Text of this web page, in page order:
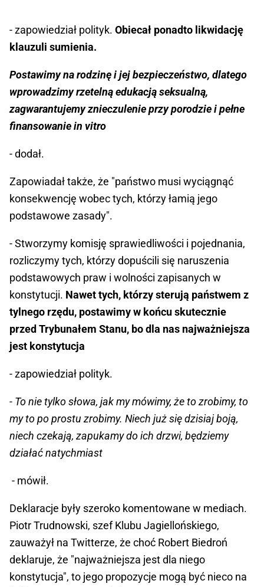
- zapowiedział polityk. Obiecał ponadto likwidację
klauzuli sumienia.
Postawimy na rodzinę i jej bezpieczeństwo, dlatego
wprowadzimy rzetelną edukacją seksualną,
zagwarantujemy znieczulenie przy porodzie i pełne
finansowanie in vitro
- dodał.
Zapowiadał także, że "państwo musi wyciągnąć
konsekwencję wobec tych, którzy łamią jego
podstawowe zasady".
- Stworzymy komisję sprawiedliwości i pojednania,
rozliczymy tych, którzy dopuścili się naruszenia
podstawowych praw i wolności zapisanych w
konstytucji. Nawet tych, którzy sterują państwem z
tylnego rzędu, postawimy w końcu skutecznie
przed Trybunałem Stanu, bo dla nas najważniejsza
jest konstytucja
- zapowiedział polityk.
- To nie tylko słowa, jak my mówimy, że to zrobimy, to
my to po prostu zrobimy. Niech już się dzisiaj boją,
niech czekają, zapukamy do ich drzwi, będziemy
działać natychmiast
- mówił.
Deklaracje były szeroko komentowane w mediach.
Piotr Trudnowski, szef Klubu Jagiellońskiego,
zauważył na Twitterze, że choć Robert Biedroń
deklaruje, że "najważniejsza jest dla niego
konstytucja", to jego propozycje mogą być nieco na